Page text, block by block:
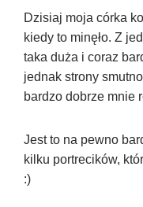
Dzisiaj moja córka
kiedy to minęło. Z
taka duża i coraz
jednak strony
bardzo dobrze mnie
Jest to na pewno
kilku portrecików,
:)